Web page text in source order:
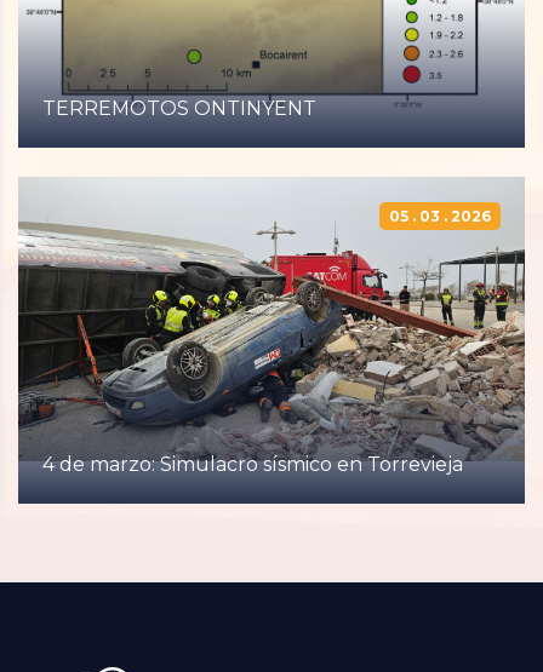
TERREMOTOS ONTINYENT
05 . 03 . 2026
4 de marzo: Simulacro sísmico en Torrevieja